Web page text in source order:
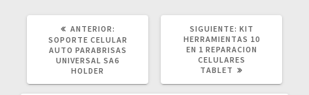
ANTERIOR:
ANTERIOR:
SOPORTE CELULAR
AUTO PARABRISAS
UNIVERSAL SA6
HOLDER
SIGUIENTE: SIGUIENTE
POST:
KIT
HERRAMIENTAS 10
EN 1 REPARACION
CELULARES
TABLET